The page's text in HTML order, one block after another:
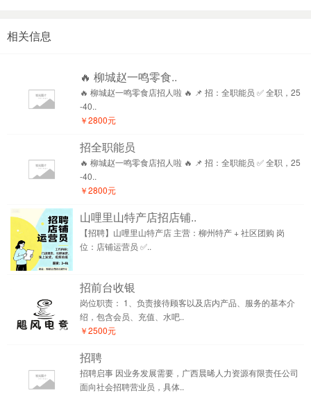
相关信息
🔥 柳城赵一鸣零食..
🔥 柳城赵一鸣零食店招人啦 🔥 📌 招：全职能员 ✅ 全职，25
-40..
￥2800元
招全职能员
🔥 柳城赵一鸣零食店招人啦 🔥 📌 招：全职能员 ✅ 全职，25
-40..
￥2800元
山哩里山特产店招店铺..
【招聘】山哩里山特产店 主营：柳州特产 + 社区团购 岗
位：店铺运营员 ✅..
招前台收银
岗位职责： 1、负责接待顾客以及店内产品、服务的基本介
绍，包含会员、充值、水吧..
￥2500元
招聘
招聘启事 因业务发展需要，广西晨晞人力资源有限责任公司
面向社会招聘营业员，具体..